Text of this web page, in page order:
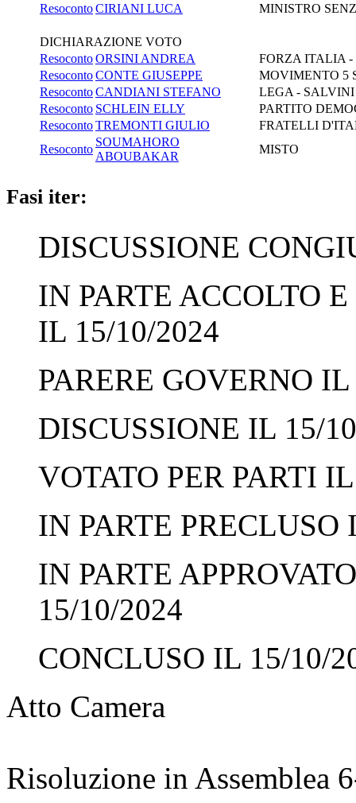
ResocontoCIRIANI LUCA MINISTRO
DICHIARAZIONE VOTO
ResocontoORSINI ANDREA
FORZA ITALIA -
ResocontoCONTE GIUSEPPE
MOVIMENTO 5
ResocontoCANDIANI STEFANO
LEGA - SALVINI
Resoconto SCHLEIN ELLY
PARTITO
ResocontoTREMONTI GIULIO
FRATELLI
Resoconto
SOUMAHORO
ABOUBAKAR
MISTO
Fasi iter:
DISCUSSIONE
IN PARTE ACCOLTO
IL 15/10/2024
PARERE GOVERNO
DISCUSSIONE IL 15/
VOTATO PER PARTI
IN PARTE PRECLUSO
IN PARTE
15/10/2024
CONCLUSO IL 15/10/
Atto Camera
Risoluzione in Assemblea